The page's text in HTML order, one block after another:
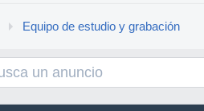
Equipo de estudio y grabación